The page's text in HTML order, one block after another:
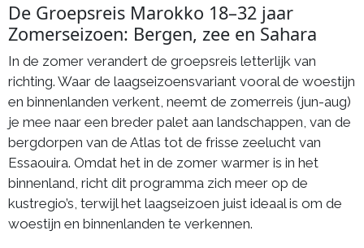
De Groepsreis Marokko 18–32 jaar
Zomerseizoen: Bergen, zee en Sahara
In de zomer verandert de groepsreis letterlijk van
richting. Waar de laagseizoensvariant vooral de woestijn
en binnenlanden verkent, neemt de zomerreis (jun-aug)
je mee naar een breder palet aan landschappen, van de
bergdorpen van de Atlas tot de frisse zeelucht van
Essaouira. Omdat het in de zomer warmer is in het
binnenland, richt dit programma zich meer op de
kustregio’s, terwijl het laagseizoen juist ideaal is om de
woestijn en binnenlanden te verkennen.